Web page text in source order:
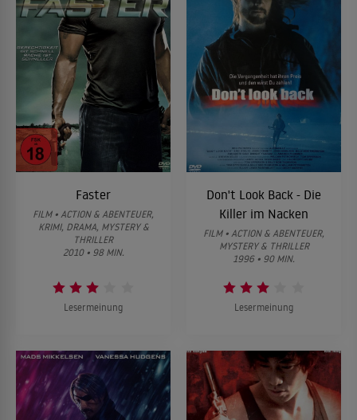
Faster
FILM • ACTION & ABENTEUER,
KRIMI, DRAMA, MYSTERY &
THRILLER
2010 • 98 MIN.
Lesermeinung
Don't Look Back - Die
Killer im Nacken
FILM • ACTION & ABENTEUER,
MYSTERY & THRILLER
1996 • 90 MIN.
Lesermeinung